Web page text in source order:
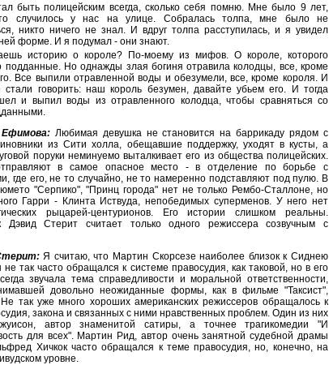
быть полицейским всегда, сколько себя помню. Мне было 9 лет,
то случилось у нас на улице. Собралась толпа, мне было не
никто ничего не знал. И вдруг толпа расступилась, и я увидел
форме. И я подумал - они знают.
историю о короле? По-моему из мифов. О короле, которого
подданные. Но однажды злая богиня отравила колодцы, все, кроме
Все выпили отравленной воды и обезумели, все, кроме короля. И
стали говорить: наш король безумен, давайте убьем его. И тогда
и выпил воды из отравленного колодца, чтобы сравняться со
Любимая девушка не становится на баррикаду рядом с
из Сити холла, обещавшие поддержку, уходят в кусты, а
поруки неминуемо выталкивает его из общества полицейских.
в самое опасное место - в отделение по борьбе с
где его, не то случайно, не то намеренно подставляют под пулю. В
"Серпико", "Принц города" нет не только Рембо-Сталлоне, но
Гарри - Клинта Иствуда, непобедимых суперменов. У него нет
рыцарей-центурионов. Его истории слишком реальны.
Дэвид Стерит считает только одного режиссера созвучным с
Я считаю, что Мартин Скорсезе наиболее близок к Сиднею
так часто обращался к системе правосудия, как таковой, но в его
звучала тема справедливости и моральной ответственности,
довольно неожиданные формы, как в фильме "Таксист",
так уже много хороших американских режиссеров обращалось к
закона и связанных с ними нравственных проблем. Один из них
автор знаменитой сатиры, а точнее трагикомедии "И
для всех". Мартин Рид, автор очень занятной судебной драмы
Хичкок часто обращался к теме правосудия, но, конечно, на
уровне.